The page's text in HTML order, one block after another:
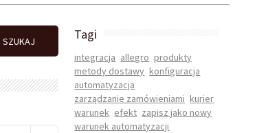
SZUKAJ Tagi
integracja allegro produkty
metody dostawy konfiguracja
automatyzacja
zarządzanie zamówieniami kurier
warunek efekt zapisz jako nowy
warunek automatyzacji